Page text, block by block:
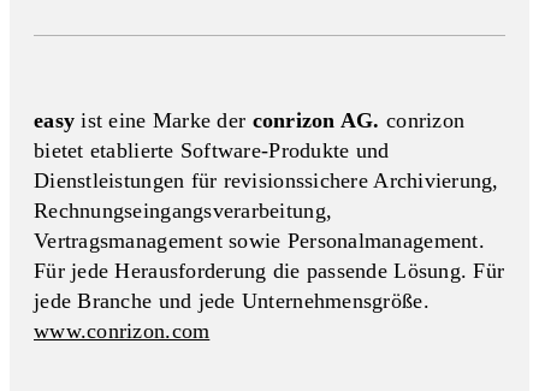
easyist eine Marke der conrizon AG. conrizon
bietet etablierte Software-Produkte und
Dienstleistungen für revisionssichere Archivierung,
Rechnungseingangs­verarbeitung,
Vertragsmanagement sowie Personalmanagement.
Für jede Herausforderung die passende Lösung. Für
jede Branche und jede Unternehmensgröße.
www.conrizon.com